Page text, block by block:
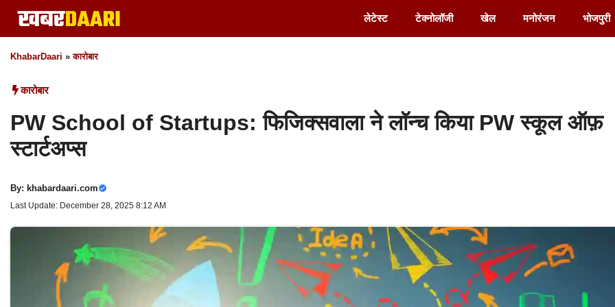
Skip
to
content
लेटेस्ट टेक्नोलॉजी खेल मनोरंजन भोजपुरी
KhabarDaari »कारोबार
कारोबार
PW School of Startups: फिजिक्सवाला ने लॉन्च किया PW स्कूल ऑफ़
स्टार्टअप्स
By: khabardaari.com
Last Update: December 28, 2025 8:12 AM